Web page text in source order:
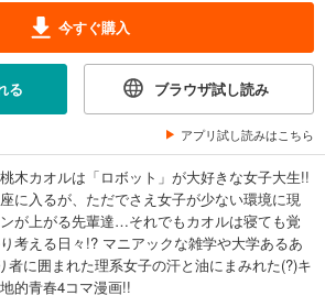
今すぐ購入
る ブラウザ試し読み
アプリ試し読みはこちら
木カオルは「ロボット」が大好きな女子大生!!
に入るが、ただでさえ女子が少ない環境に現
が上がる先輩達…それでもカオルは寝ても覚
考える日々!? マニアックな雑学や大学あるあ
者に囲まれた理系女子の汗と油にまみれた(?)キ
的青春4コマ漫画!!